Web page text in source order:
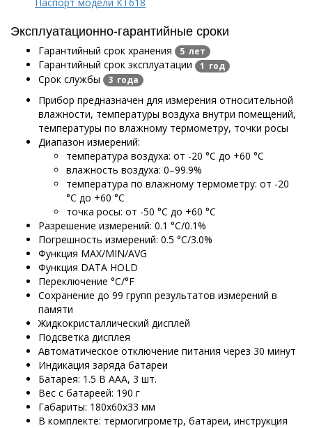
Эксплуатационно-гарантийные сроки
Гарантийный срок хранения 5 лет
Гарантийный срок эксплуатации 1 год
Срок службы 3 года
Прибор предназначен для измерения относительной
влажности, температуры воздуха внутри помещений,
температуры по влажному термометру, точки росы
Диапазон измерений:
температура воздуха: от -20 °С до +60 °С
влажность воздуха: 0–99.9%
температура по влажному термометру: от -20
°С до +60 °С
точка росы: от -50 °С до +60 °С
Разрешение измерений: 0.1 °С/0.1%
Погрешность измерений: 0.5 °С/3.0%
Функция MAX/MIN/AVG
Функция DATA HOLD
Переключение °C/°F
Сохранение до 99 групп результатов измерений в
памяти
Жидкокристаллический дисплей
Подсветка дисплея
Автоматическое отключение питания через 30 минут
Индикация заряда батареи
Батарея: 1.5 В АAА, 3 шт.
Вес с батареей: 190 г
Габариты: 180х60х33 мм
В комплекте: термогигрометр, батареи, инструкция